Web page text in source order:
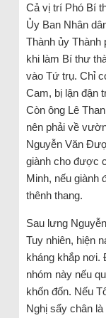
Cả vị trí Phó Bí
Ủy Ban Nhân
Thành ủy Thành
khi làm Bí thư
vào Tứ trụ. Chỉ
Cam, bị lận đận
Còn ông Lê
nên phải về
Nguyễn Văn
giành cho được
Minh, nếu giành
thênh thang.
Sau lưng
Tuy nhiên, hiện
kháng khắp nơi.
nhóm này nếu
khốn đốn. Nếu
Nghị sẩy chân